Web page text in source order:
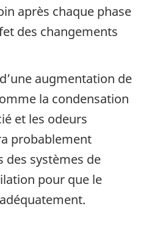
après chaque phase
des changements
augmentation de
la condensation
et les odeurs
probablement
des systèmes de
pour que le